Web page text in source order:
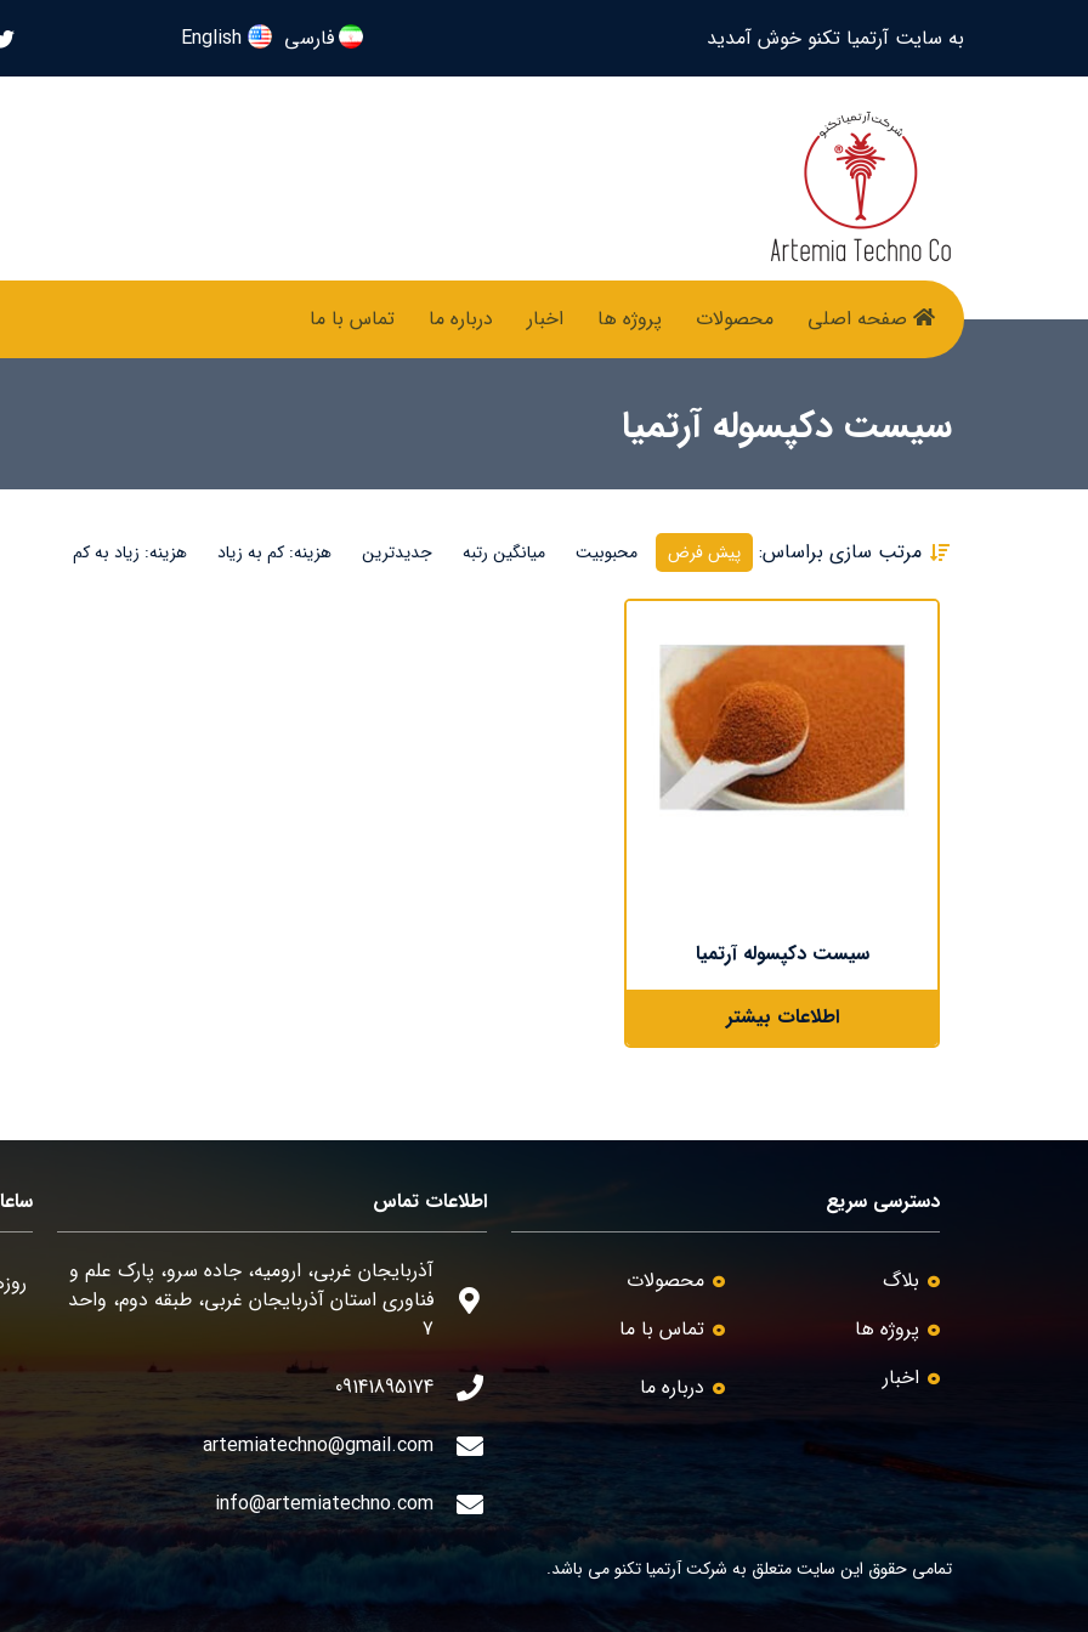
به سایت آرتمیا تکنو خوش آمدید فارسی English
صفحه اصلی محصولات پروژه ها اخبار درباره ما تماس با ما
سیست دکپسوله آرتمیا
مرتب سازی براساس: پیش فرض محبوبیت میانگین رتبه جدیدترین هزینه: کم به زیاد هزینه: زیاد به کم
سیست دکپسوله آرتمیا
اطلاعات بیشتر
دسترسی سریع
بلاگ
محصولات
پروژه ها
تماس با ما
اخبار
درباره ما
اطلاعات تماس
آذربایجان غربی، ارومیه، جاده سرو، پارک علم و
فناوری استان آذربایجان غربی، طبقه دوم، واحد
7
09141895174
artemiatechno@gmail.com
info@artemiatechno.com
تمامی حقوق این سایت متعلق به شرکت آرتمیا تکنو می باشد.